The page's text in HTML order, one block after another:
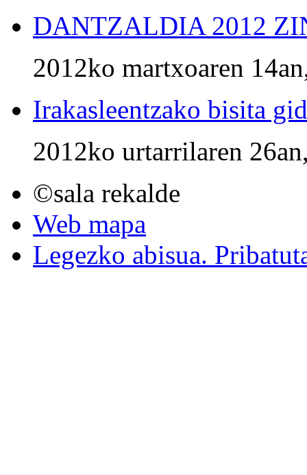
DANTZALDIA 2012
2012ko martxoaren
Irakasleentzako bisita
2012ko urtarrilaren
©sala rekalde
Web mapa
Legezko abisua.